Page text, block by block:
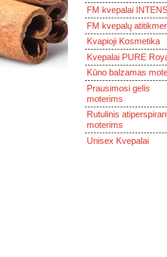
FM kvepalai
FM kvepalų
Kvapioji Kosmetika
Kvepalai PURE
Kūno balzamas
Prausimosi gelis
moterims
Rutulinis
moterims
Unisex Kvepalai